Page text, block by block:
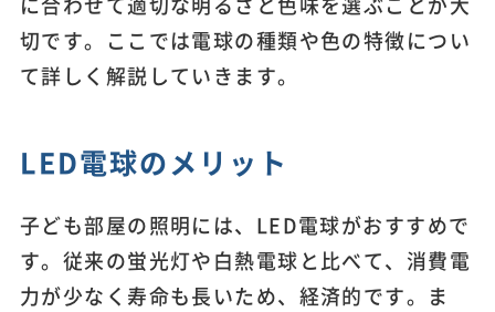
切です。ここでは電球の種類や色の特徴につい
て詳しく解説していきます。
LED電球のメリット
子ども部屋の照明には、LED電球がおすすめで
す。従来の蛍光灯や白熱電球と比べて、消費電
力が少なく寿命も長いため、経済的です。ま